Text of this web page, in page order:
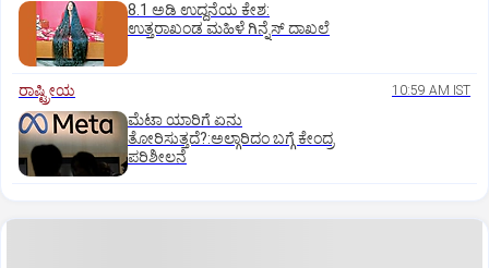
8.1 ಅಡಿ ಉದ್ದನೆಯ ಕೇಶ:
ಉತ್ತರಾಖಂಡ ಮಹಿಳೆ ಗಿನ್ನೆಸ್‌ ದಾಖಲೆ
ರಾಷ್ಟ್ರೀಯ 10:59 AM IST
ಮೆಟಾ ಯಾರಿಗೆ ಏನು
ತೋರಿಸುತ್ತದೆ?:ಅಲ್ಗಾರಿದಂ ಬಗ್ಗೆ ಕೇಂದ್ರ
ಪರಿಶೀಲನೆ